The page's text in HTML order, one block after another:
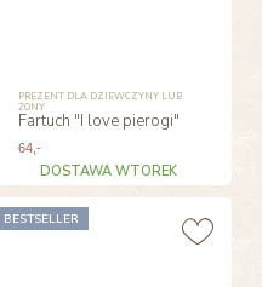
PREZENT DLA DZIEWCZYNY LUB
ŻONY
Fartuch "I love pierogi"
64 ,-
DOSTAWA WTOREK
BESTSELLER